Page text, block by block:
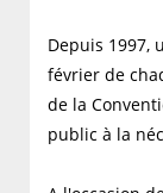
Depuis 1997,
février de
de la
public à la